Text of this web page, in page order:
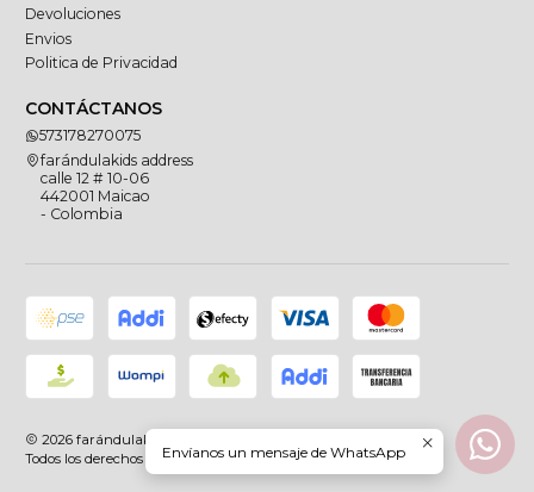
Devoluciones
Envios
Politica de Privacidad
CONTÁCTANOS
573178270075
farándulakids address
calle 12 # 10-06
442001 Maicao
- Colombia
2026 farándulakids.
Todos los derechos reservadosEnvíanos un mensaje de WhatsApp